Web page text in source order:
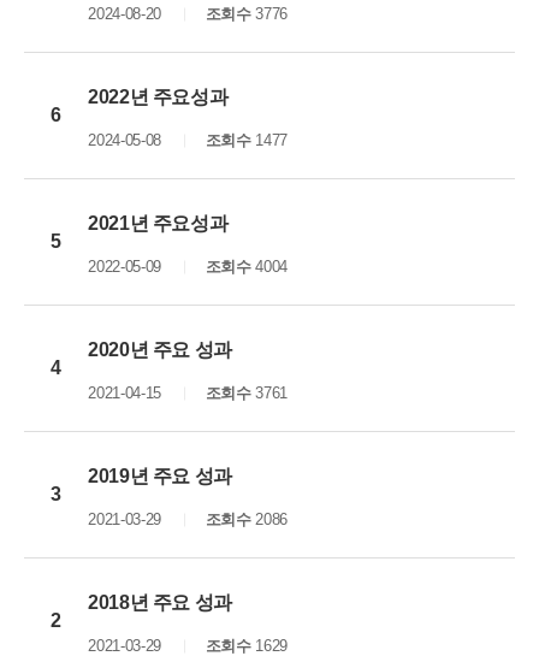
2024-08-20 조회수3776
6
2022년 주요성과
2024-05-08 조회수1477
5
2021년 주요성과
2022-05-09 조회수4004
4
2020년 주요 성과
2021-04-15 조회수3761
3
2019년 주요 성과
2021-03-29 조회수2086
2
2018년 주요 성과
2021-03-29 조회수1629